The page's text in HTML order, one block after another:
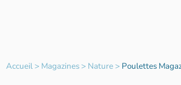
Accueil> Magazines> Nature> Poulettes